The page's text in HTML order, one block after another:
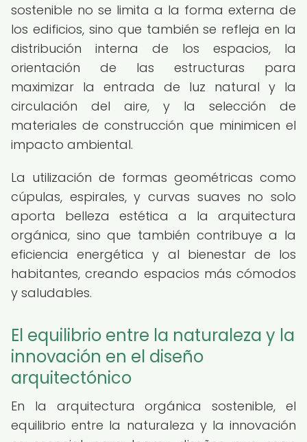
sostenible no se limita a la forma externa de
los edificios, sino que también se refleja en la
distribución interna de los espacios, la
orientación de las estructuras para
maximizar la entrada de luz natural y la
circulación del aire, y la selección de
materiales de construcción que minimicen el
impacto ambiental.
La utilización de formas geométricas como
cúpulas, espirales, y curvas suaves no solo
aporta belleza estética a la arquitectura
orgánica, sino que también contribuye a la
eficiencia energética y al bienestar de los
habitantes, creando espacios más cómodos
y saludables.
El equilibrio entre la naturaleza y la
innovación en el diseño
arquitectónico
En la arquitectura orgánica sostenible, el
equilibrio entre la naturaleza y la innovación